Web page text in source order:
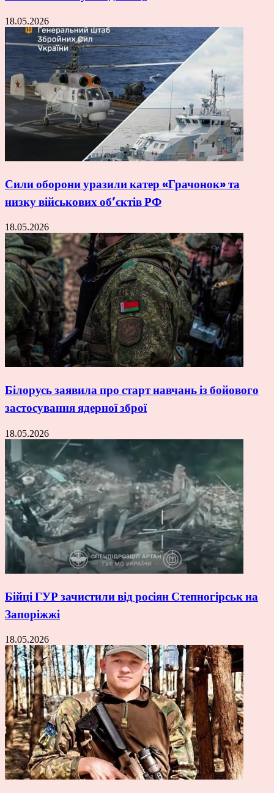
18.05.2026
Сили оборони уразили катер «Грачонок» та
низку військових об’єктів РФ
18.05.2026
Білорусь заявила про старт навчань із бойового
застосування ядерної зброї
18.05.2026
Бійці ГУР зачистили від росіян Степногірськ на
Запоріжжі
18.05.2026